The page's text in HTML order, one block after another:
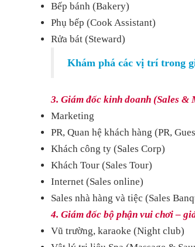
Bếp bánh (Bakery)
Phụ bếp (Cook Assistant)
Rửa bát (Steward)
Khám phá các vị trí trong
3. Giám đốc kinh doanh (Sales
Marketing
PR, Quan hệ khách hàng (PR,
Khách công ty (Sales Corp)
Khách Tour (Sales Tour)
Internet (Sales online)
Sales nhà hàng và tiệc (Sales
4. Giám đốc bộ phận vui chơi –
Vũ trường, karaoke (Night club)